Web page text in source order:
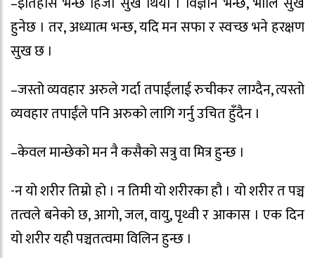
हुनेछ । तर, अध्यात्म भन्छ, यदि मन सफा र स्वच्छ भने हरक्षण
सुख छ ।
–जस्तो व्यवहार अरुले गर्दा तपाईंलाई रुचीकर लाग्दैन, त्यस्तो
व्यवहार तपाईंले पनि अरुको लागि गर्नु उचित हुँदैन ।
–केवल मान्छेको मन नै कसैको सत्रु वा मित्र हुन्छ ।
-न यो शरीर तिम्रो हो । न तिमी यो शरीरका हौ । यो शरीर त पञ्च
तत्वले बनेको छ, आगो, जल, वायु, पृथ्वी र आकास । एक दिन
यो शरीर यही पञ्चतत्वमा विलिन हुन्छ ।